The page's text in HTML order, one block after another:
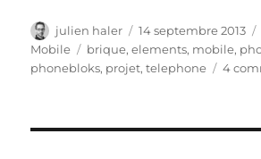
Auteur
julien haler
Publié
le
14 septembre 2013
Mobile
Étiquettes
brique,elements, mobile,
phonebloks, projet,telephone 4